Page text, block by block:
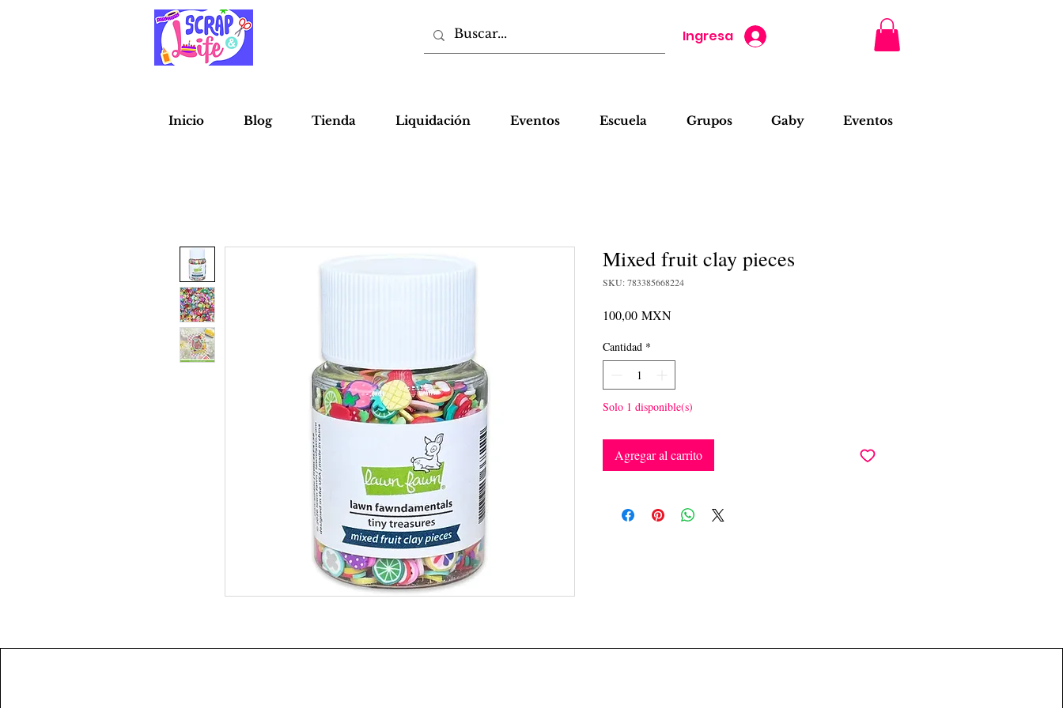
Ingresa
Inicio Blog Tienda Liquidación Eventos Escuela Grupos Gaby Eventos
Mixed fruit clay pieces
SKU: 783385668224
100,00 MXNPrecio
Cantidad *
Solo 1 disponible(s)
Agregar al carrito